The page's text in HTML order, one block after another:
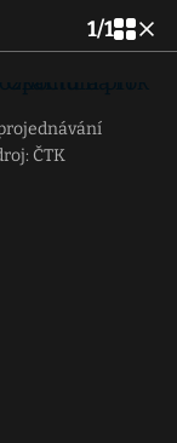
1/1
ČTK